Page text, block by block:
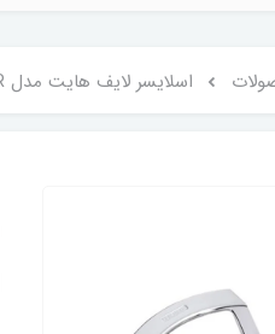
اسلایسر لایف هایت مدل CLEVER کد 40065